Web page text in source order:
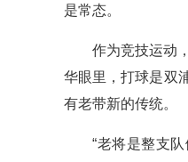
是常态。
作为竞技运动
华眼里，打球是双
有老带新的传统。
“老将是整支